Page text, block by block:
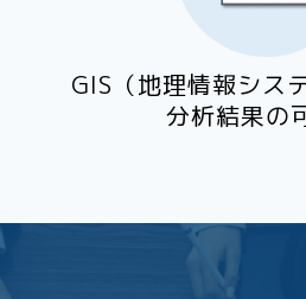
GIS（地理情報シス
分析結果の